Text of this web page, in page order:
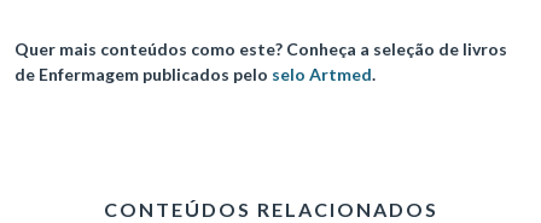
Quer mais conteúdos como este? Conheça a seleção de livros
de Enfermagem publicados pelo selo Artmed.
CONTEÚDOS RELACIONADOS